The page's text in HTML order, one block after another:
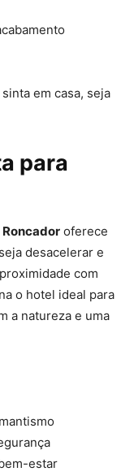
em casa, seja
para
Roncador oferece
desacelerar e
com
o hotel ideal para
a natureza e uma
estar